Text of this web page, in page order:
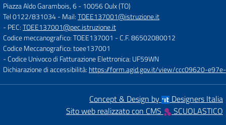
Piazza Aldo Garambois, 6-10056 Oulx (TO)
Tel 0122/831034- Mail:TOEE137001@istruzione.it
- PEC:TOEE137001@pec.istruzione.it
Codice meccanografico: TOEE137001 - C.F. 86502080012
Codice Meccanografico: toee137001
- Codice Univoco di Fatturazione Elettronica: UF59WN
Dichiarazione di accessibilità: https://form.agid.gov.it/view/ccc09620-
Concept & Design by
Designers Italia
Sito web realizzato con CMS
SCUOLASTICO